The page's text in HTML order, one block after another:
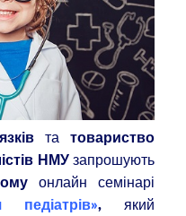
та
товариство
НМУзапрошують
онлайн семінарі
,
який